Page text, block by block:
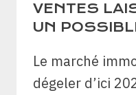
VENTES
UN
Le marché
dégeler d’ici